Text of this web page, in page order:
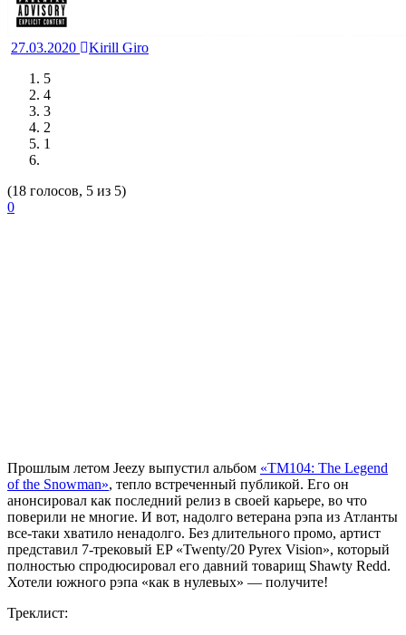
27.03.2020
Kirill Giro
5
4
3
2
1
(18 голосов, 5 из 5)
0
Прошлым летом Jeezy выпустил альбом «TM104: The Legend
of the Snowman», тепло встреченный публикой. Его он
анонсировал как последний релиз в своей карьере, во что
поверили не многие. И вот, надолго ветерана рэпа из Атланты
все-таки хватило ненадолго. Без длительного промо, артист
представил 7-трековый EP «Twenty/20 Pyrex Vision», который
полностью спродюсировал его давний товарищ Shawty Redd.
Хотели южного рэпа «как в нулевых» — получите!
Треклист: